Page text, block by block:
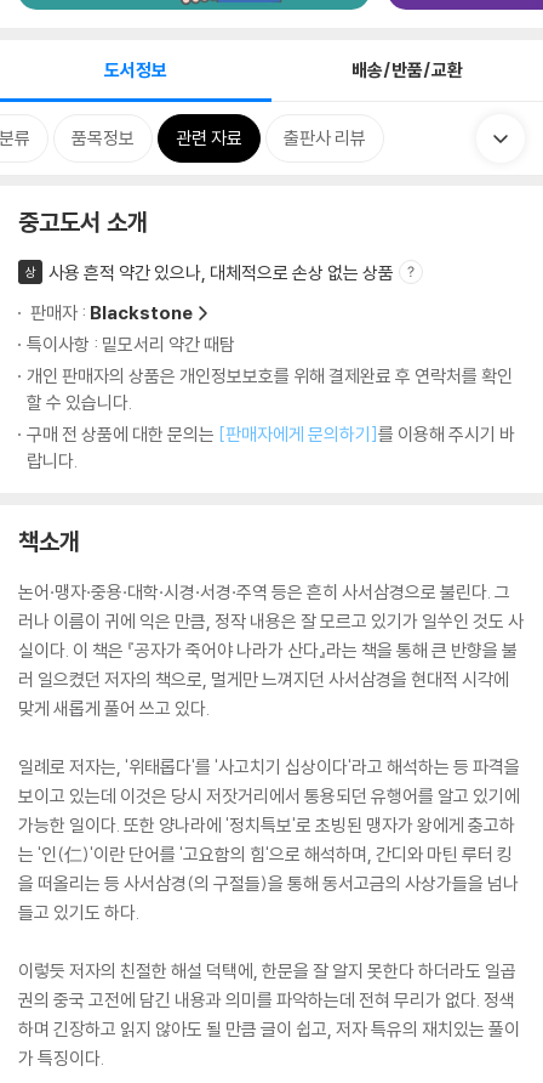
도서정보 배송/반품/교환
류 품목정보 관련 자료 출판사 리뷰
중고도서 소개
상
사용 흔적 약간 있으나, 대체적으로 손상 없는 상품
판매자 : Blackstone
특이사항 : 밑모서리 약간 때탐
개인 판매자의 상품은 개인정보보호를 위해 결제완료 후 연락처를 확인
할 수 있습니다.
구매 전 상품에 대한 문의는 [판매자에게 문의하기]를 이용해 주시기 바
랍니다.
책소개
논어·맹자·중용·대학·시경·서경·주역 등은 흔히 사서삼경으로 불린다. 그
러나 이름이 귀에 익은 만큼, 정작 내용은 잘 모르고 있기가 일쑤인 것도 사
실이다. 이 책은 『공자가 죽어야 나라가 산다』라는 책을 통해 큰 반향을 불
러 일으켰던 저자의 책으로, 멀게만 느껴지던 사서삼경을 현대적 시각에
맞게 새롭게 풀어 쓰고 있다.
일례로 저자는, '위태롭다'를 '사고치기 십상이다'라고 해석하는 등 파격을
보이고 있는데 이것은 당시 저잣거리에서 통용되던 유행어를 알고 있기에
가능한 일이다. 또한 양나라에 '정치특보'로 초빙된 맹자가 왕에게 충고하
는 '인(仁)'이란 단어를 '고요함의 힘'으로 해석하며, 간디와 마틴 루터 킹
을 떠올리는 등 사서삼경(의 구절들)을 통해 동서고금의 사상가들을 넘나
들고 있기도 하다.
이렇듯 저자의 친절한 해설 덕택에, 한문을 잘 알지 못한다 하더라도 일곱
권의 중국 고전에 담긴 내용과 의미를 파악하는데 전혀 무리가 없다. 정색
하며 긴장하고 읽지 않아도 될 만큼 글이 쉽고, 저자 특유의 재치있는 풀이
가 특징이다.